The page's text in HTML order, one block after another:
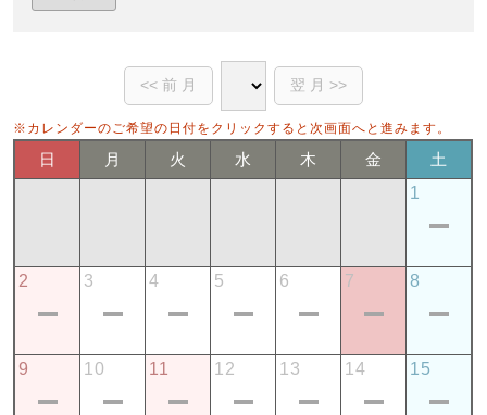
※カレンダーのご希望の日付をクリックすると次画面へと進みます。
日 月 火 水 木 金
土
1
2 3 4 5 6 7 8
9 10 11 12 13 14 15